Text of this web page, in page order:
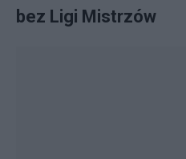
bez Ligi Mistrzów